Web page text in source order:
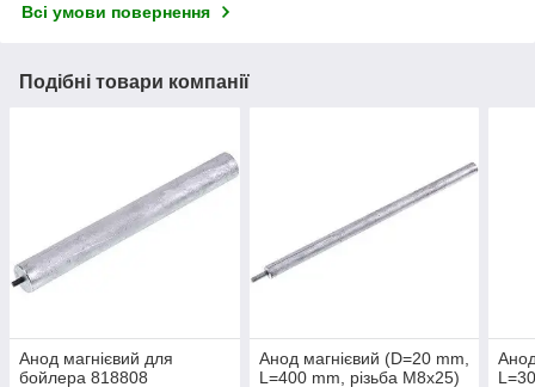
Всі умови повернення
Подібні товари компанії
Анод магнієвий для
бойлера 818808
Анод магнієвий (D=20 mm,
L=400 mm, різьба M8x25)